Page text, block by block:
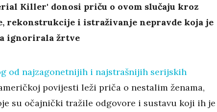
Killer' donosi priču o ovom slučaju kroz
rekonstrukcije i istraživanje nepravde koja je
ignorirala žrtve
od najzagonetnijih i najstrašnijih serijskih
povijesti leži priča o nestalim ženama,
su očajnički tražile odgovore i sustavu koji ih je